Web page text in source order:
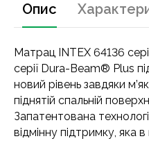
Опис
Матрац INTEX 64136
серії Dura-Beam® Plus
новий рівень завдяки
піднятій спальній
Запатентована
відмінну підтримку, яка